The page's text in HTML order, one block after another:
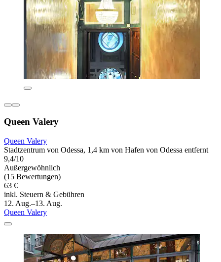
Queen Valery
Queen Valery
Stadtzentrum von Odessa, 1,4 km von Hafen von Odessa entfernt
9,4/10
Außergewöhnlich
(15 Bewertungen)
63 €
inkl. Steuern & Gebühren
12. Aug.–13. Aug.
Queen Valery